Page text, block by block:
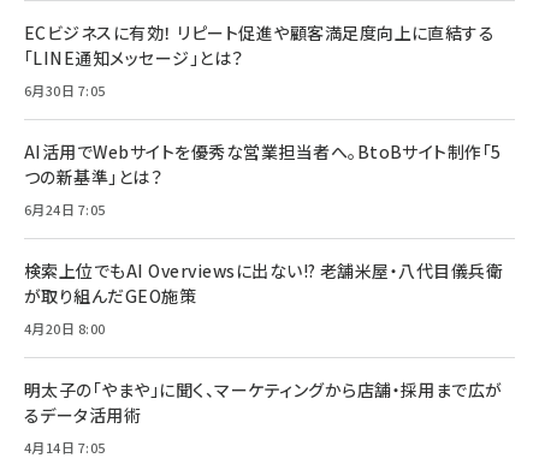
ECビジネスに有効！ リピート促進や顧客満足度向上に直結する
「LINE通知メッセージ」とは？
6月30日 7:05
AI活用でWebサイトを優秀な営業担当者へ。BtoBサイト制作「5
つの新基準」とは？
6月24日 7:05
検索上位でもAI Overviewsに出ない!? 老舗米屋・八代目儀兵衛
が取り組んだGEO施策
4月20日 8:00
明太子の「やまや」に聞く、マーケティングから店舗・採用まで広が
るデータ活用術
4月14日 7:05